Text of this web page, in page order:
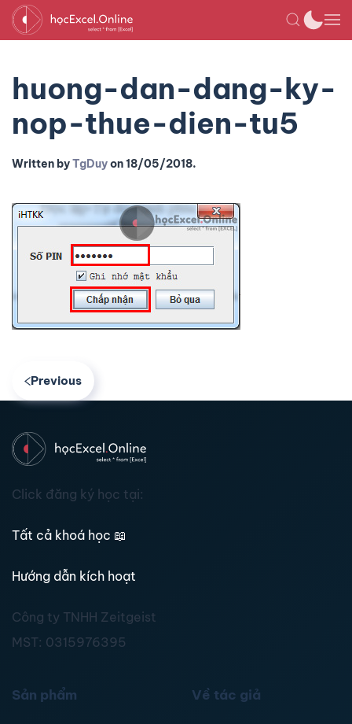
huong-dan-dang-ky-
nop-thue-dien-tu5
Written byTgDuyon18/05/2018.
Previous
Click đăng ký học tại:
Tất cả khoá học 📖
Hướng dẫn kích hoạt
Công ty TNHH Zeitgeist
MST: 0315976395
Sản phẩm Về tác giả